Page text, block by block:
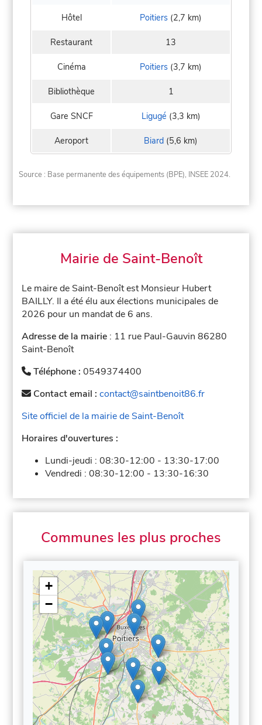
Hôtel Poitiers (2,7 km)
Restaurant 13
Cinéma Poitiers (3,7 km)
Bibliothèque 1
Gare SNCF Ligugé (3,3 km)
Aeroport Biard (5,6 km)
Source : Base permanente des équipements (BPE), INSEE 2024.
Mairie de Saint-Benoît
Le maire de Saint-Benoît est Monsieur Hubert
BAILLY. Il a été élu aux élections municipales de
2026 pour un mandat de 6 ans.
Adresse de la mairie : 11 rue Paul-Gauvin 86280
Saint-Benoît
Téléphone :0549374400
Contact email :contact@saintbenoit86.fr
Site officiel de la mairie de Saint-Benoît
Horaires d'ouvertures :
Lundi-jeudi :08:30-12:00 - 13:30-17:00
Vendredi :08:30-12:00 - 13:30-16:30
Communes les plus proches
+
−